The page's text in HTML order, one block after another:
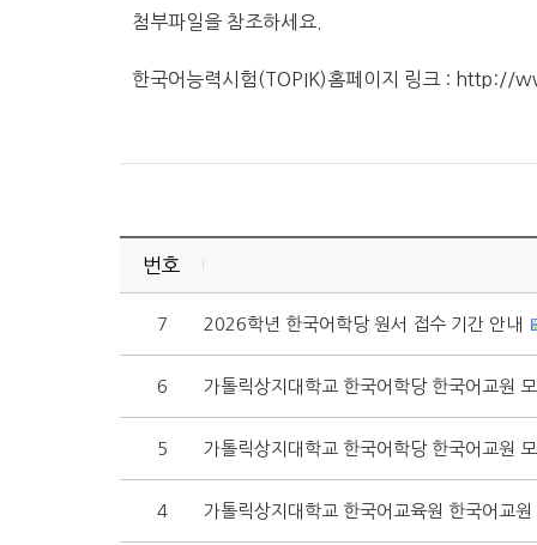
첨부파일을 참조하세요.
한국어능력시험(TOPIK)홈페이지 링크 : http://
번호
7 2026학년 한국어학당 원서 접수 기간 안내
6 가톨릭상지대학교 한국어학당 한국어교원
5 가톨릭상지대학교 한국어학당 한국어교원
4 가톨릭상지대학교 한국어교육원 한국어교원